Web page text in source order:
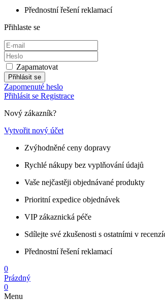
Přednostní řešení reklamací
Přihlaste se
Zapamatovat
Přihlásit se
Zapomenuté heslo
Přihlásit se Registrace
Nový zákazník?
Vytvořit nový účet
Zvýhodněné ceny dopravy
Rychlé nákupy bez vyplňování údajů
Vaše nejčastěji objednávané produkty
Prioritní expedice objednávek
VIP zákaznická péče
Sdílejte své zkušenosti s ostatními v
Přednostní řešení reklamací
0
Prázdný
0
Menu